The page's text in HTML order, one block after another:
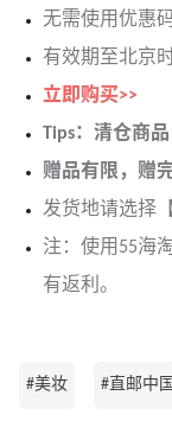
无需使用优惠码
有效期至北京
立即购买>>
Tips：清仓商
赠品有限，赠
发货地请选择
注：使用55海
有返利。
#美妆 #直邮中国